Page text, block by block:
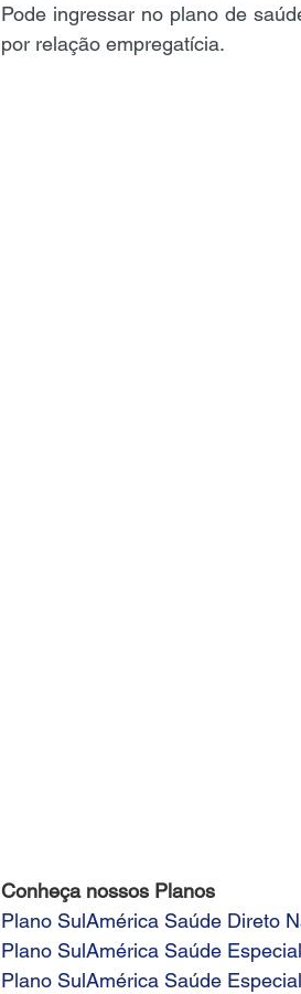
Pode ingressar no plano de
por relação empregatícia.
Conheça nossos Planos
Plano SulAmérica Saúde Direto
Plano SulAmérica Saúde
Plano SulAmérica Saúde